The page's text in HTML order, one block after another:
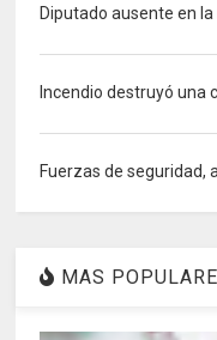
Diputado ausente en
Incendio destruyó una
Fuerzas de seguridad,
MAS